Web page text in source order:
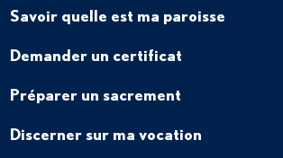
Savoir quelle est ma paroisse
Demander un certificat
Préparer un sacrement
Discerner sur ma vocation